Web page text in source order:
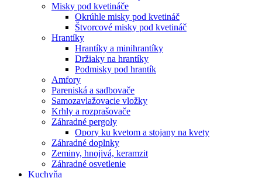
Misky pod kvetináče
Okrúhle misky pod kvetináč
Štvorcové misky pod kvetináč
Hrantíky
Hrantíky a minihrantíky
Držiaky na hrantíky
Podmisky pod hrantík
Amfory
Pareniská a sadbovače
Samozavlažovacie vložky
Krhly a rozprašovače
Záhradné pergoly
Opory ku kvetom a stojany na kvety
Záhradné doplnky
Zeminy, hnojivá, keramzit
Záhradné osvetlenie
Kuchyňa